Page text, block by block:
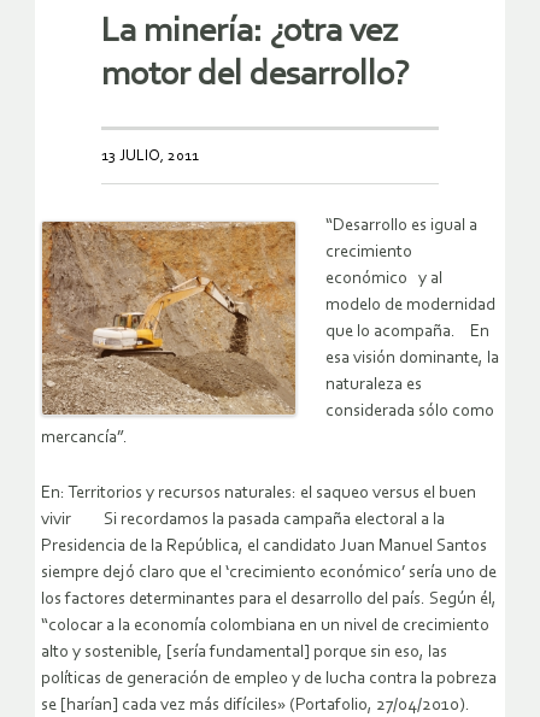
La minería: ¿otra vez
motor del desarrollo?
13 JULIO, 2011
“Desarrollo es igual a
crecimiento
económico y al
modelo de modernidad
que lo acompaña. En
esa visión dominante, la
naturaleza es
considerada sólo como
mercancía”.
En: Territorios y recursos naturales: el saqueo versus el buen
vivir Si recordamos la pasada campaña electoral a la
Presidencia de la República, el candidato Juan Manuel Santos
siempre dejó claro que el ‘crecimiento económico’ sería uno de
los factores determinantes para el desarrollo del país. Según él,
“colocar a la economía colombiana en un nivel de crecimiento
alto y sostenible, [sería fundamental] porque sin eso, las
políticas de generación de empleo y de lucha contra la pobreza
se [harían] cada vez más difíciles» (Portafolio, 27/04/2010).